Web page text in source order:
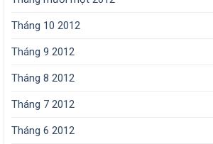
Tháng 10 2012
Tháng 9 2012
Tháng 8 2012
Tháng 7 2012
Tháng 6 2012